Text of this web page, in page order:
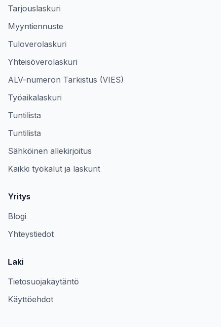
Tarjouslaskuri
Myyntiennuste
Tuloverolaskuri
Yhteisöverolaskuri
ALV-numeron Tarkistus (VIES)
Työaikalaskuri
Tuntilista
Tuntilista
Sähköinen allekirjoitus
Kaikki työkalut ja laskurit
Yritys
Blogi
Yhteystiedot
Laki
Tietosuojakäytäntö
Käyttöehdot